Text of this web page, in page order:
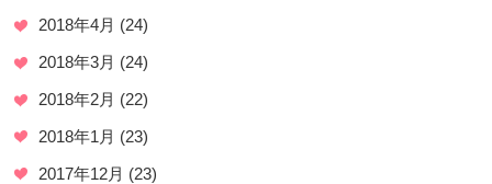
2018年4月 (24)
2018年3月 (24)
2018年2月 (22)
2018年1月 (23)
2017年12月 (23)